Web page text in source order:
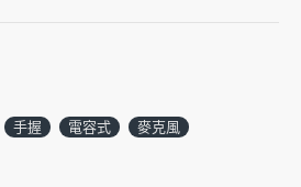
手握 電容式 麥克風